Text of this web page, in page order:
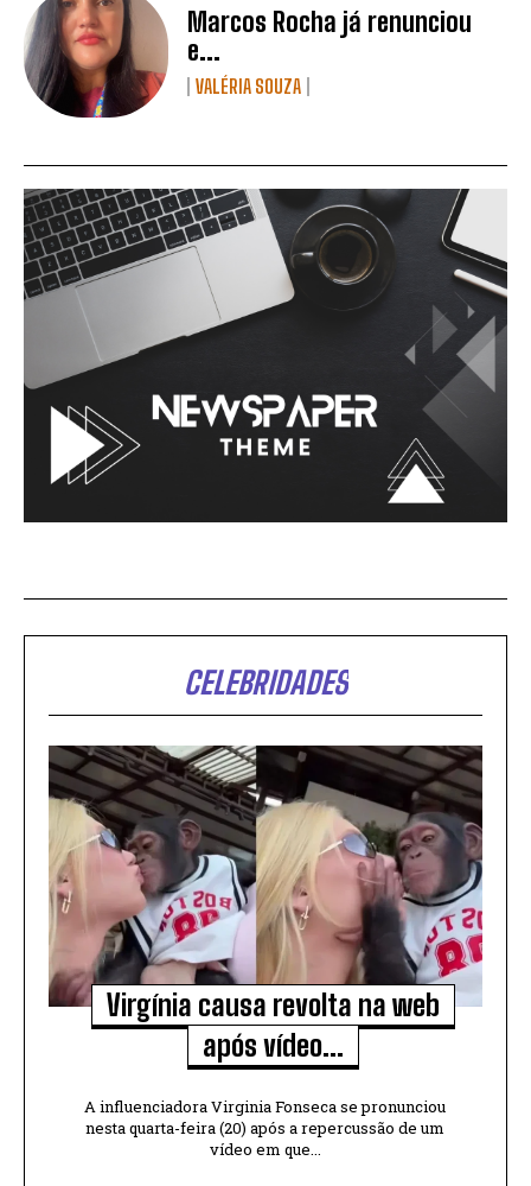
Marcos Rocha já renunciou
e...
VALÉRIA SOUZA
CELEBRIDADES
Virgínia causa revolta na web
após vídeo...
A influenciadora Virginia Fonseca se pronunciou
nesta quarta-feira (20) após a repercussão de um
vídeo em que...